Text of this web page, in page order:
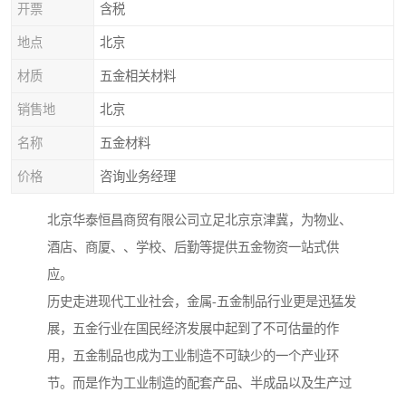
开票 含税
地点 北京
材质 五金相关材料
销售地 北京
名称 五金材料
价格 咨询业务经理
北京华泰恒昌商贸有限公司立足北京京津冀，为物业、
酒店、商厦、、学校、后勤等提供五金物资一站式供
应。
历史走进现代工业社会，金属-五金制品行业更是迅猛发
展，五金行业在国民经济发展中起到了不可估量的作
用，五金制品也成为工业制造不可缺少的一个产业环
节。而是作为工业制造的配套产品、半成品以及生产过